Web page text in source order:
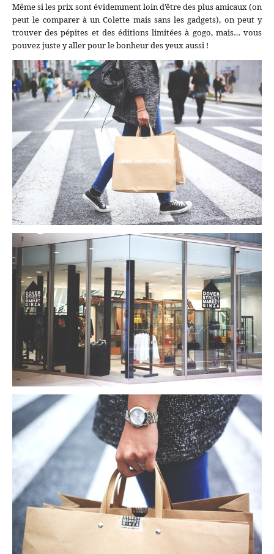
Même si les prix sont évidemment loin d’être des plus amicaux (on
peut le comparer à un Colette mais sans les gadgets), on peut y
trouver des pépites et des éditions limitées à gogo, mais… vous
pouvez juste y aller pour le bonheur des yeux aussi !